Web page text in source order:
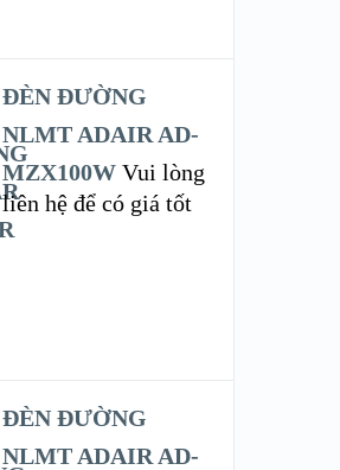
ĐÈN ĐƯỜNG
NLMT ADAIR AD-
MZX100W Vui lòng
liên hệ để có giá tốt
ĐÈN ĐƯỜNG
NLMT ADAIR AD-